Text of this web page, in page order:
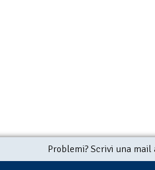
Problemi? Scrivi una